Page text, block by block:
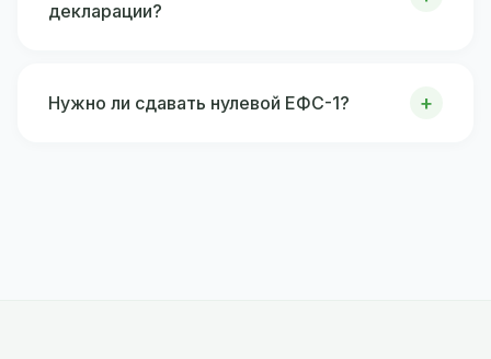
декларации?
Нужно ли сдавать нулевой ЕФС-1?